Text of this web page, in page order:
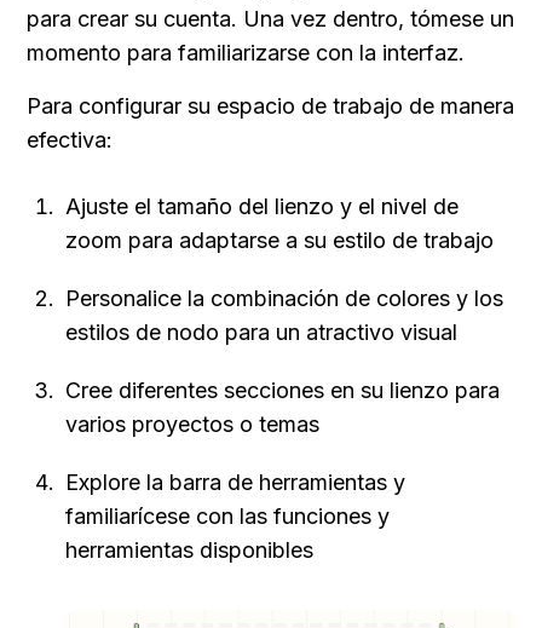
para crear su cuenta. Una vez dentro, tómese un
momento para familiarizarse con la interfaz.
Para configurar su espacio de trabajo de manera
efectiva:
Ajuste el tamaño del lienzo y el nivel de
zoom para adaptarse a su estilo de trabajo
Personalice la combinación de colores y los
estilos de nodo para un atractivo visual
Cree diferentes secciones en su lienzo para
varios proyectos o temas
Explore la barra de herramientas y
familiarícese con las funciones y
herramientas disponibles